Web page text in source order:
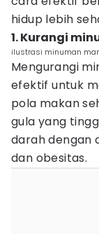
hidup lebih
1. Kurangi
ilustrasi minuman
Mengurangi
efektif untuk
pola makan
gula yang
darah dengan
dan obesitas.